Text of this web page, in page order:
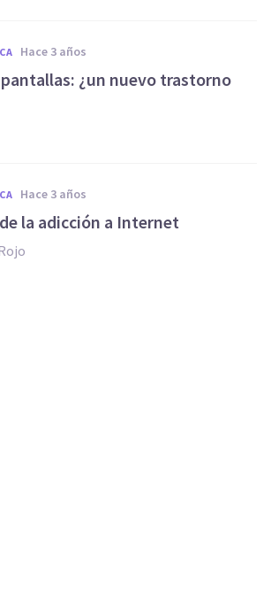
hace 3 años
¿un nuevo trastorno
hace 3 años
la adicción a Internet